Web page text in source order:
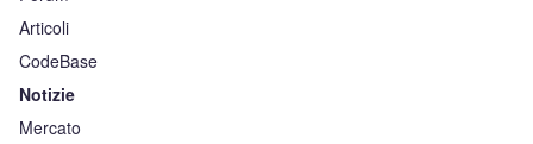
Articoli
CodeBase
Notizie
Mercato